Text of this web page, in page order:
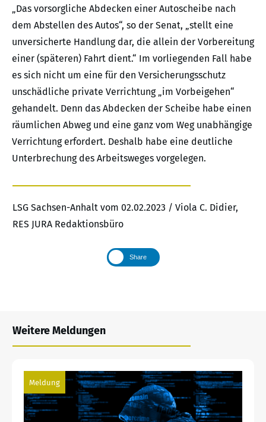
„Das vorsorgliche Abdecken einer Autoscheibe nach
dem Abstellen des Autos“, so der Senat, „stellt eine
unversicherte Handlung dar, die allein der Vorbereitung
einer (späteren) Fahrt dient.“ Im vorliegenden Fall habe
es sich nicht um eine für den Versicherungsschutz
unschädliche private Verrichtung „im Vorbeigehen“
gehandelt. Denn das Abdecken der Scheibe habe einen
räumlichen Abweg und eine ganz vom Weg unabhängige
Verrichtung erfordert. Deshalb habe eine deutliche
Unterbrechung des Arbeitsweges vorgelegen.
LSG Sachsen-Anhalt vom 02.02.2023 / Viola C. Didier,
RES JURA Redaktionsbüro
Share
Weitere Meldungen
Meldung